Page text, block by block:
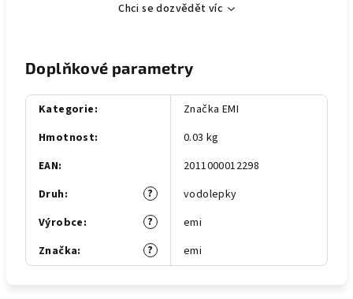
Chci se dozvědět víc
Doplňkové parametry
Kategorie:
Značka EMI
Hmotnost:
0.03 kg
EAN:
2011000012298
?
Druh:
vodolepky
?
Výrobce:
emi
?
Značka: emi